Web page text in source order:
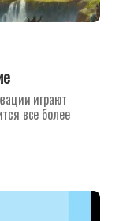
играют
все более